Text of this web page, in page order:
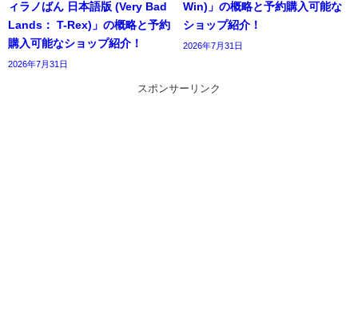
ィラノばん 日本語版 (Very Bad
Lands： T-Rex)」の概略と予約
購入可能なショップ紹介！
2026年7月31日
Win)」の概略と予約購入可能な
ショップ紹介！
2026年7月31日
スポンサーリンク